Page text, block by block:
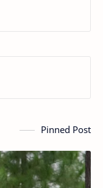
Pinned Post